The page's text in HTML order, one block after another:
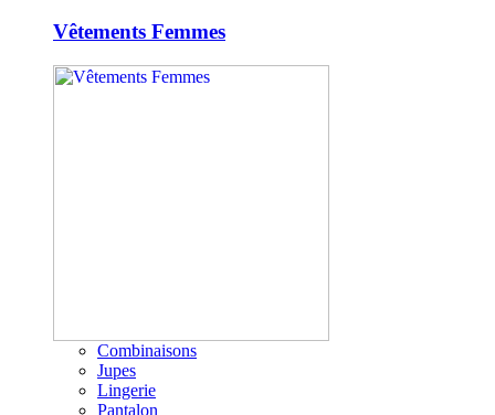
Vêtements Femmes
Combinaisons
Jupes
Lingerie
Pantalon